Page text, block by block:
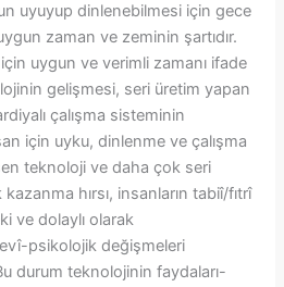
uyuyup dinlenebilmesi için gece
zaman ve zeminin şartıdır.
uygun ve verimli zamanı ifade
gelişmesi, seri üretim yapan
çalışma sisteminin
için uyku, dinlenme ve çalışma
teknoloji ve daha çok seri
hırsı, insanların tabiî/fıtrî
ve dolaylı olarak
psikolojik değişmeleri
durum teknolojinin faydaları-